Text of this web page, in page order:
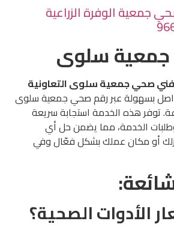
الوفرة الزراعية
سلوى
صحي جمعية سلوى التعاونية
بسهولة عبر رقم صحي جمعية سلوى
توفر هذه الخدمة استجابة سريعة
الخدمة، مما يضمن حل أي
أو مكان عملك بشكل فعّال وفي
الأدوات الصحية؟